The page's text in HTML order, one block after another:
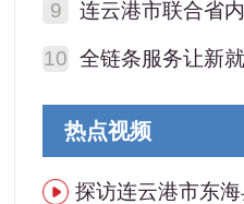
9 连云港市联合省
10 全链条服务让新
热点视频
探访连云港市东海